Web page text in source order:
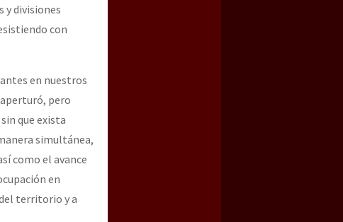
y divisiones
con
en nuestros
pero
que exista
simultánea,
como el avance
en
territorio y a